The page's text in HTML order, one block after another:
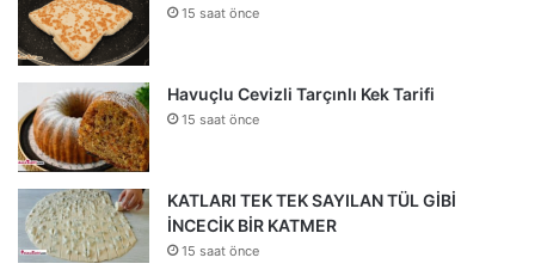
15 saat önce
Havuçlu Cevizli Tarçınlı Kek Tarifi
15 saat önce
KATLARI TEK TEK SAYILAN TÜL GİBİ
İNCECİK BİR KATMER
15 saat önce